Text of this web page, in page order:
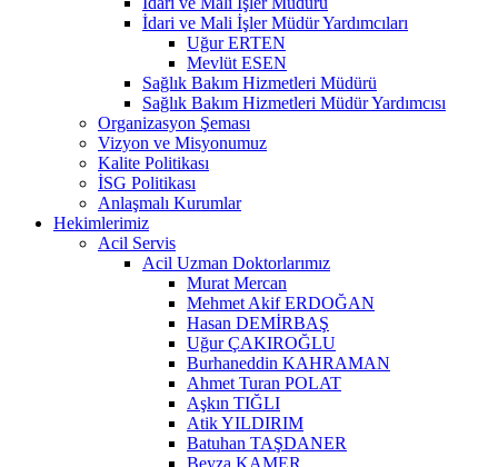
İdari ve Mali İşler Müdür Yardımcıları
Uğur ERTEN
Mevlüt ESEN
Sağlık Bakım Hizmetleri Müdürü
Sağlık Bakım Hizmetleri Müdür Yardımcısı
Organizasyon Şeması
Vizyon ve Misyonumuz
Kalite Politikası
İSG Politikası
Anlaşmalı Kurumlar
Hekimlerimiz
Acil Servis
Acil Uzman Doktorlarımız
Murat Mercan
Mehmet Akif ERDOĞAN
Hasan DEMİRBAŞ
Uğur ÇAKIROĞLU
Burhaneddin KAHRAMAN
Ahmet Turan POLAT
Aşkın TIĞLI
Atik YILDIRIM
Batuhan TAŞDANER
Beyza KAMER